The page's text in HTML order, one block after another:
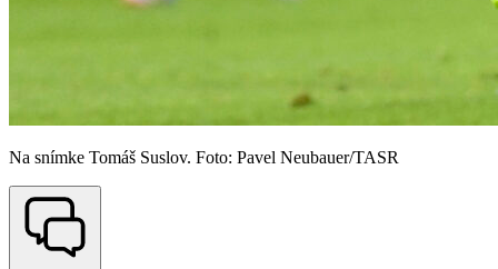
Na snímke Tomáš Suslov. Foto: Pavel Neubauer/TASR